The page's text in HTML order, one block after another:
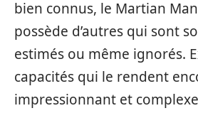
bien connus, le Martian
possède d’autres qui sont
estimés ou même ignorés.
capacités qui le rendent
impressionnant et